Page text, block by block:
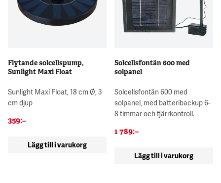
Flytande solcellspump,
Sunlight Maxi Float
Sunlight Maxi Float, 18 cm Ø, 3
cm djup
359:–
Lägg till i varukorg
Solcellsfontän 600 med
solpanel
Solcellsfontän 600 med
solpanel, med batteribackup 6-
8 timmar och fjärrkontroll.
1 789:–
Lägg till i varukorg